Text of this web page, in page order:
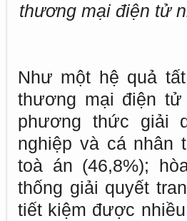
thương mại điện tử
Như một hệ quả
thương mại điện
phương thức giải
nghiệp và cá nhân
toà án (46,8%);
thống giải quyết
tiết kiệm được